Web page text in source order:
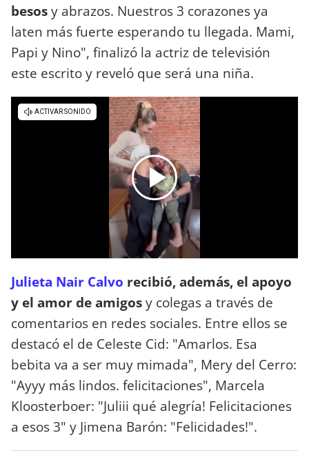
besosy abrazos. Nuestros 3 corazones ya
laten más fuerte esperando tu llegada. Mami,
Papi y Nino", finalizó la actriz de televisión
este escrito y reveló que será una niña.
Julieta Nair Calvo recibió, además, el apoyo
y el amor de amigosy colegas a través de
comentarios en redes sociales. Entre ellos se
destacó el de Celeste Cid: "Amarlos. Esa
bebita va a ser muy mimada", Mery del Cerro:
"Ayyy más lindos. felicitaciones", Marcela
Kloosterboer: "Juliii qué alegría! Felicitaciones
a esos 3" y Jimena Barón: "Felicidades!".